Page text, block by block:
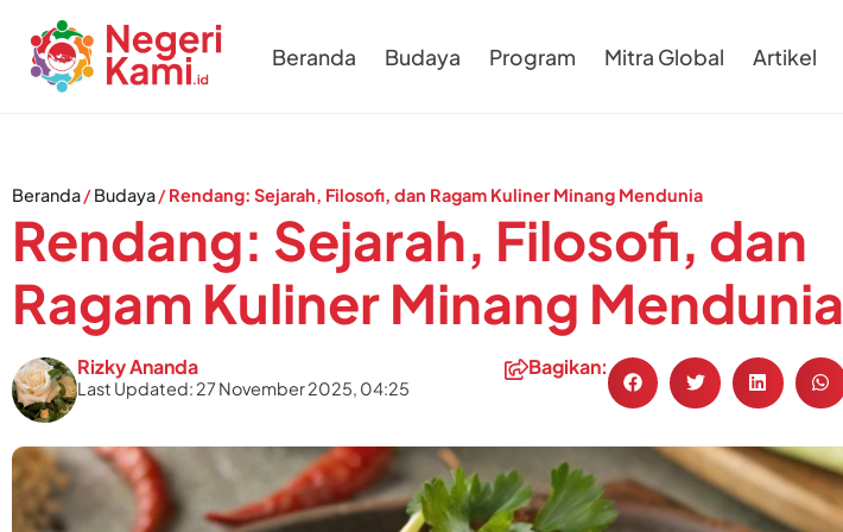
Beranda Budaya Program Mitra Global Artikel
Beranda/Budaya/Rendang: Sejarah, Filosofi, dan Ragam Kuliner Minang Mendunia
Rendang: Sejarah, Filosofi, dan
Ragam Kuliner Minang Mendunia
Rizky Ananda
Last Updated: 27 November 2025, 04:25
Bagikan: